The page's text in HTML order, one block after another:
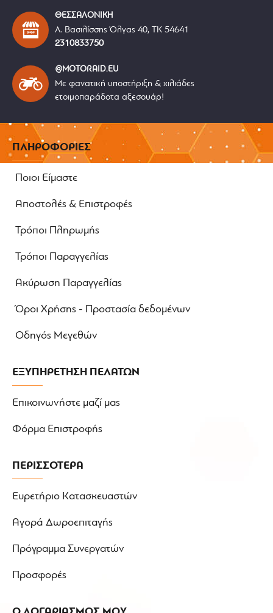
ΘΕΣΣΑΛΟΝΙΚΗ
Λ. Βασιλίσσης Όλγας 40, ΤΚ 54641
2310833750
@MOTORAID.EU
Με φανατική υποστήριξη & χιλιάδες
ετοιμοπαράδοτα αξεσουάρ!
ΠΛΗΡΟΦΟΡΙΕΣ
Ποιοι Είμαστε
Αποστολές & Επιστροφές
Τρόποι Πληρωμής
Τρόποι Παραγγελίας
Ακύρωση Παραγγελίας
Όροι Χρήσης - Προστασία δεδομένων
Οδηγός Μεγεθών
ΕΞΥΠΗΡΕΤΗΣΗ ΠΕΛΑΤΩΝ
Επικοινωνήστε μαζί μας
Φόρμα Επιστροφής
ΠΕΡΙΣΣΟΤΕΡΑ
Ευρετήριο Κατασκευαστών
Αγορά Δωροεπιταγής
Πρόγραμμα Συνεργατών
Προσφορές